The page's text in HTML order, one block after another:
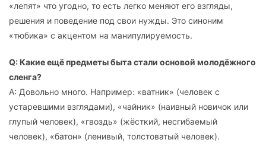
«лепят» что угодно, то есть легко меняют его взгляды,
решения и поведение под свои нужды. Это синоним
«тюбика» с акцентом на манипулируемость.
Q: Какие ещё предметы быта стали основой молодёжного
сленга?
A: Довольно много. Например: «ватник» (человек с
устаревшими взглядами), «чайник» (наивный новичок или
глупый человек), «гвоздь» (жёсткий, несгибаемый
человек), «батон» (ленивый, толстоватый человек).